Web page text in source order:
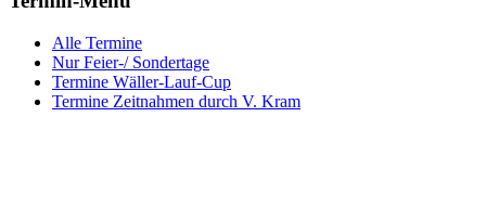
Alle Termine
Nur Feier-/ Sondertage
Termine Wäller-Lauf-Cup
Termine Zeitnahmen durch V. Kram